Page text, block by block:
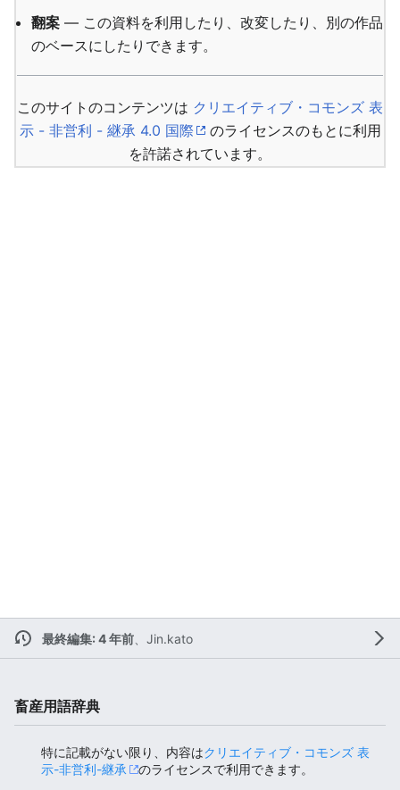
翻案 — この資料を利用したり、改変したり、別の作品
のベースにしたりできます。
このサイトのコンテンツは クリエイティブ・コモンズ 表
示 - 非営利 - 継承 4.0 国際
のライセンスのもとに利用
を許諾されています。
最終編集: 4 年前、 Jin.kato
畜産用語辞典
特に記載がない限り、内容はクリエイティブ・コモンズ 表
示-非営利-継承
のライセンスで利用できます。